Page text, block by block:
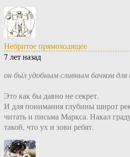
Небритое прямоходящее
7 лет назад
он был удобным сливным бачком для
Это как бы давно не секрет.
И для понимания глубины широт
читать и письма Маркса. Накал
такой, что ух и зови ребят.